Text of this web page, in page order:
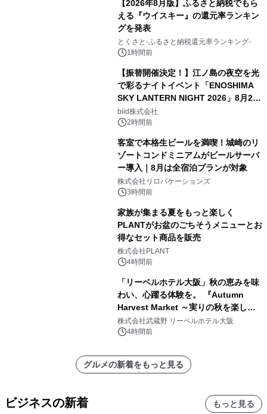
【2026年8月版】ふるさと納税でもら
える『ウイスキー』の還元率ランキン
グを発表
とくさと-ふるさと納税還元率ランキング-
1時間前
【振替開催決定！】江ノ島の夜空を光
で彩るナイトイベント「ENOSHIMA
SKY LANTERN NIGHT 2026」8月22
日(土)振替開催＆受付スタート！
biid株式会社
2時間前
客室で本格生ビールを満喫！城崎のリ
ゾートコンドミニアムがビールサーバ
ー導入｜8月は全宿泊プランが対象
株式会社リロバケーションズ
3時間前
家族が集まる夏をもっと楽しく
PLANTがお盆のごちそうメニューとお
得なセット商品を販売
株式会社PLANT
4時間前
「リーベルホテル大阪」秋の恵みを味
わい、心躍る体験を。 『Autumn
Harvest Market ～実りの秋を楽しむ
ディナー&スイーツビュッフェ～』を9
月18日より開催！
株式会社武蔵野 リーベルホテル大阪
4時間前
グルメの新着をもっと見る
ビジネスの新着 もっと見る